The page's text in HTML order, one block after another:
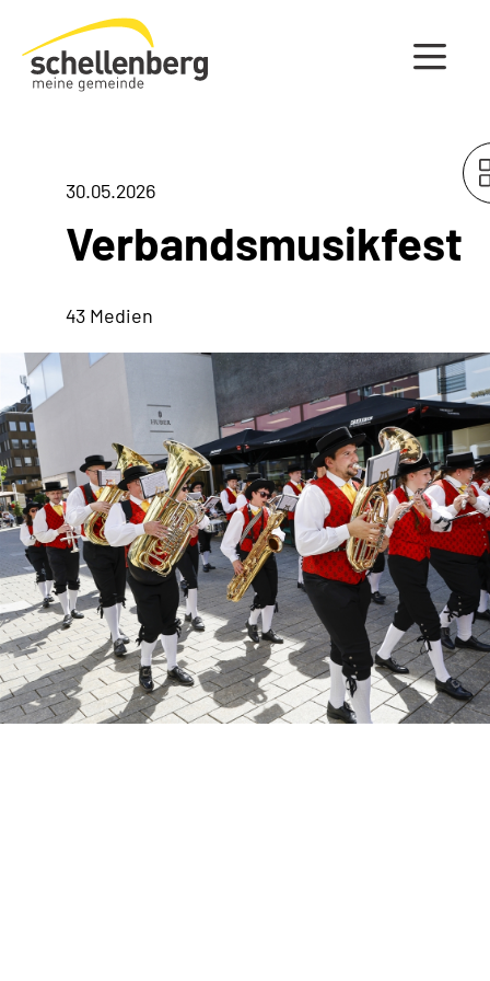
Gemeinde Schellenberg Startseite
30.05.2026
Verbandsmusikfest
43 Medien